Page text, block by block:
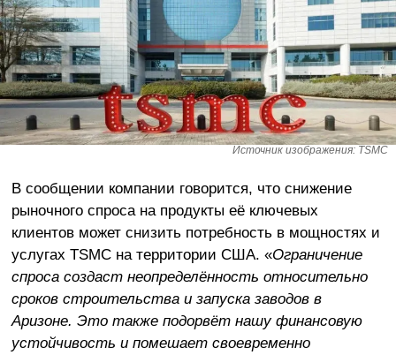
Источник изображения: TSMC
В сообщении компании говорится, что снижение
рыночного спроса на продукты её ключевых
клиентов может снизить потребность в мощностях и
услугах TSMC на территории США. «Ограничение
спроса создаст неопределённость относительно
сроков строительства и запуска заводов в
Аризоне. Это также подорвёт нашу финансовую
устойчивость и помешает своевременно